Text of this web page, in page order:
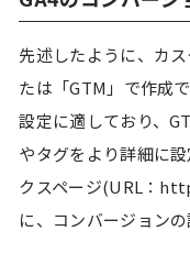
先述したように、カ
たは「GTM」で作成
設定に適しており、
やタグをより詳細に
クスページ(URL：
に、コンバージョン